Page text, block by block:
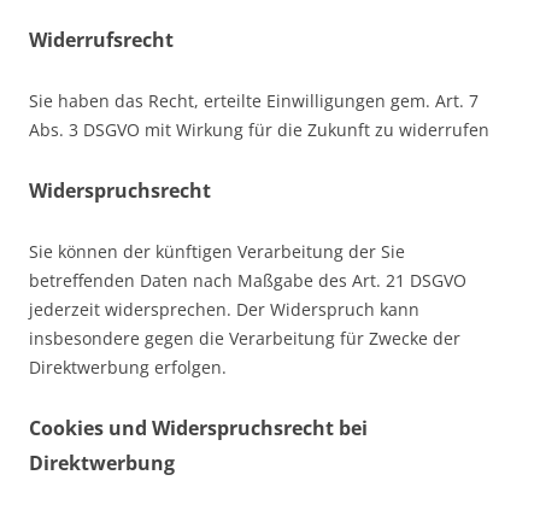
Widerrufsrecht
Sie haben das Recht, erteilte Einwilligungen gem. Art. 7
Abs. 3 DSGVO mit Wirkung für die Zukunft zu widerrufen
Widerspruchsrecht
Sie können der künftigen Verarbeitung der Sie
betreffenden Daten nach Maßgabe des Art. 21 DSGVO
jederzeit widersprechen. Der Widerspruch kann
insbesondere gegen die Verarbeitung für Zwecke der
Direktwerbung erfolgen.
Cookies und Widerspruchsrecht bei
Direktwerbung